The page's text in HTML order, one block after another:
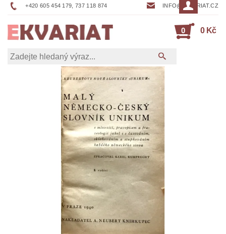
+420 605 454 179, 737 118 874 INFO@EKVARIAT.CZ
0 0 Kč